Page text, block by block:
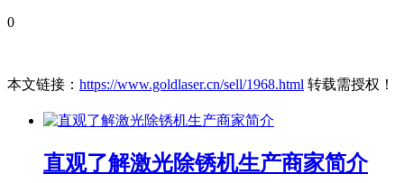
0
本文链接： https://www.goldlaser.cn/sell/1968.html 转载需授权！
直观了解激光除锈机生产商家简介